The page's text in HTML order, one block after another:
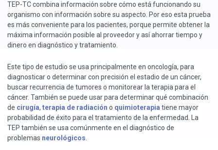
TEP-TC combina información sobre cómo está funcionando su
organismo con información sobre su aspecto. Por eso esta prueba
es más conveniente para los pacientes, porque permite obtener la
máxima información posible al proveedor y así ahorrar tiempo y
dinero en diagnóstico y tratamiento.
Este tipo de estudio se usa principalmente en oncología, para
diagnosticar o determinar con precisión el estadio de un cáncer,
buscar recurrencia de tumores o monitorear la terapia para el
cáncer. También se puede usar para determinar qué combinación
de cirugía, terapia de radiación o quimioterapia tiene mayor
probabilidad de éxito para el tratamiento de la enfermedad. La
TEP también se usa comúnmente en el diagnóstico de
problemas neurológicos